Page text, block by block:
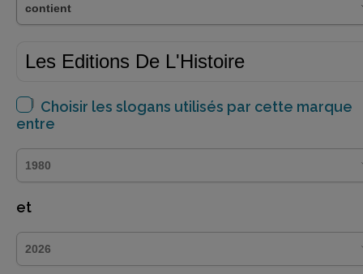
Choisir les slogans utilisés par cette marque
entre
et